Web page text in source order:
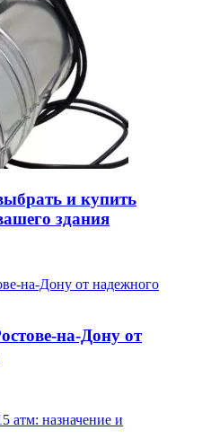
и купить
здания
на-Дону от